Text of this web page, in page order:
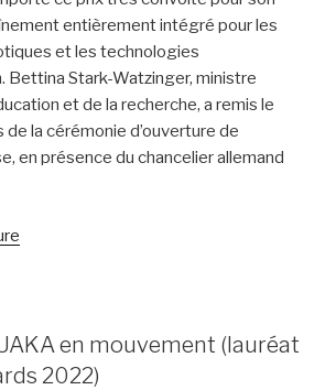
entièrement intégré pour les
et les technologies
Bettina Stark-Watzinger, ministre
et de la recherche, a remis le
de la cérémonie d’ouverture de
en présence du chancelier allemand
Allemagne
remporte
en mouvement (lauréat
2022)